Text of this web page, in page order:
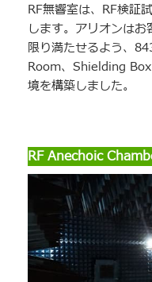
RF無響室は、RF検証
します。アリオンは
限り満たせるよう、
Room、Shielding
境を構築しました。
RF Anechoic